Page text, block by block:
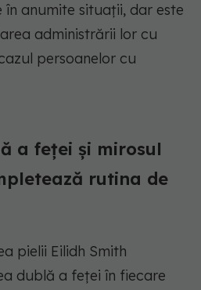
anumite situații, dar este
administrării lor cu
persoanelor cu
a feței și mirosul
rutina de
pielii Eilidh Smith
dublă a feței în fiecare